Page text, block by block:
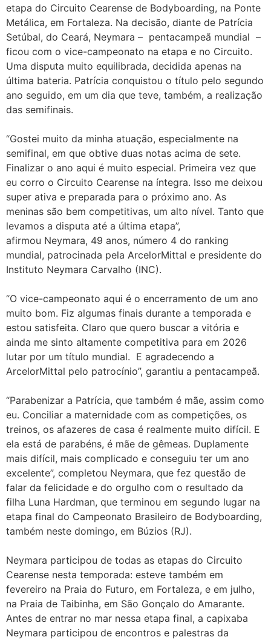
etapa do Circuito Cearense de Bodyboarding, na Ponte
Metálica, em Fortaleza. Na decisão, diante de Patrícia
Setúbal, do Ceará, Neymara – pentacampeã mundial –
ficou com o vice-campeonato na etapa e no Circuito.
Uma disputa muito equilibrada, decidida apenas na
última bateria. Patrícia conquistou o título pelo segundo
ano seguido, em um dia que teve, também, a realização
das semifinais.
“Gostei muito da minha atuação, especialmente na
semifinal, em que obtive duas notas acima de sete.
Finalizar o ano aqui é muito especial. Primeira vez que
eu corro o Circuito Cearense na íntegra. Isso me deixou
super ativa e preparada para o próximo ano. As
meninas são bem competitivas, um alto nível. Tanto que
levamos a disputa até a última etapa”,
afirmou Neymara, 49 anos, número 4 do ranking
mundial, patrocinada pela ArcelorMittal e presidente do
Instituto Neymara Carvalho (INC).
“O vice-campeonato aqui é o encerramento de um ano
muito bom. Fiz algumas finais durante a temporada e
estou satisfeita. Claro que quero buscar a vitória e
ainda me sinto altamente competitiva para em 2026
lutar por um título mundial. E agradecendo a
ArcelorMittal pelo patrocínio”, garantiu a pentacampeã.
“Parabenizar a Patrícia, que também é mãe, assim como
eu. Conciliar a maternidade com as competições, os
treinos, os afazeres de casa é realmente muito difícil. E
ela está de parabéns, é mãe de gêmeas. Duplamente
mais difícil, mais complicado e conseguiu ter um ano
excelente”, completou Neymara, que fez questão de
falar da felicidade e do orgulho com o resultado da
filha Luna Hardman, que terminou em segundo lugar na
etapa final do Campeonato Brasileiro de Bodyboarding,
também neste domingo, em Búzios (RJ).
Neymara participou de todas as etapas do Circuito
Cearense nesta temporada: esteve também em
fevereiro na Praia do Futuro, em Fortaleza, e em julho,
na Praia de Taibinha, em São Gonçalo do Amarante.
Antes de entrar no mar nessa etapa final, a capixaba
Neymara participou de encontros e palestras da